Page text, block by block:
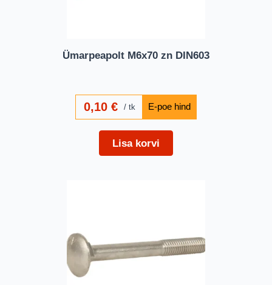
Ümarpeapolt M6x70 zn DIN603
0,10€ tk
Lisa korvi